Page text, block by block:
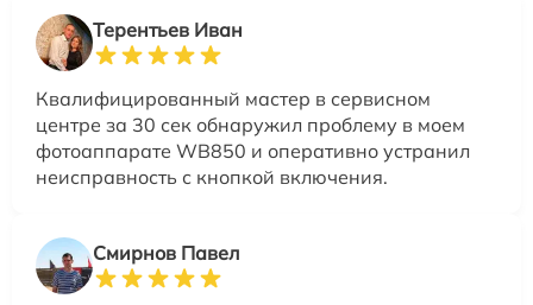
Терентьев Иван
Квалифицированный мастер в сервисном
центре за 30 сек обнаружил проблему в моем
фотоаппарате WB850 и оперативно устранил
неисправность с кнопкой включения.
Смирнов Павел